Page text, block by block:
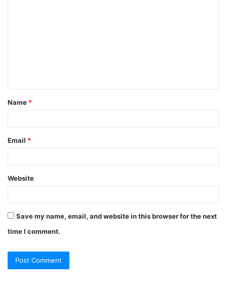
t
*
Name *
Email *
Website
Save my name, email, and website in this browser for the next
time I comment.